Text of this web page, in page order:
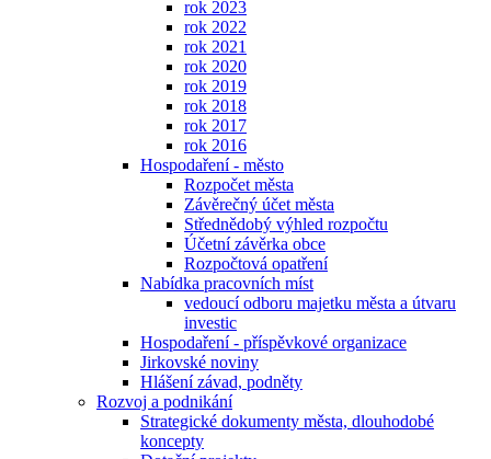
rok 2023
rok 2022
rok 2021
rok 2020
rok 2019
rok 2018
rok 2017
rok 2016
Hospodaření - město
Rozpočet města
Závěrečný účet města
Střednědobý výhled rozpočtu
Účetní závěrka obce
Rozpočtová opatření
Nabídka pracovních míst
vedoucí odboru majetku města a útvaru
investic
Hospodaření - příspěvkové organizace
Jirkovské noviny
Hlášení závad, podněty
Rozvoj a podnikání
Strategické dokumenty města, dlouhodobé
koncepty